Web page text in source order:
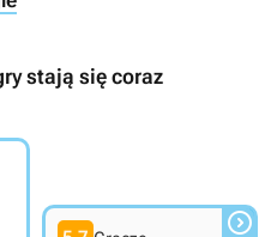
stają się coraz
